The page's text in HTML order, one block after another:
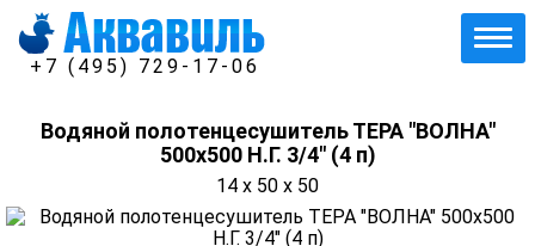
+7 (495) 729-17-06
Водяной полотенцесушитель ТЕРА "ВОЛНА"
500х500 Н.Г. 3/4" (4 п)
14 x 50 x 50